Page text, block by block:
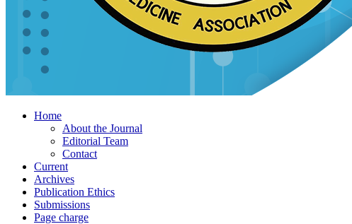
Home
About the Journal
Editorial Team
Contact
Current
Archives
Publication Ethics
Submissions
Page charge